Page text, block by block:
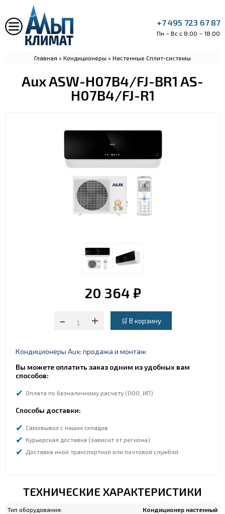
+7 495 723 67 87
Пн – Вс с 8.00 – 18.00
Главная » Кондиционеры » Настенные Сплит-системы
Aux ASW-H07B4/FJ-BR1 AS-
H07B4/FJ-R1
20 364 ₽
-
+
Кондиционеры Aux: продажа и монтаж
Вы можете оплатить заказ одним из удобных вам
способов:
Оплата по безналичному расчету (ООО, ИП)
Способы доставки:
Самовывоз с наших складов
Курьерская доставка (зависит от региона)
Доставка иной транспортной или почтовой службой
ТЕХНИЧЕСКИЕ ХАРАКТЕРИСТИКИ
Тип оборудования:
Кондиционер настенный